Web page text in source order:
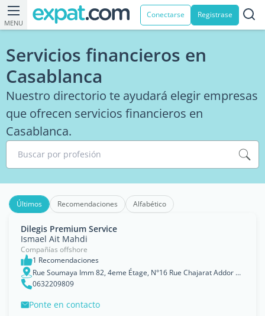
MENU
Conectarse Registrase
Servicios financieros en
Casablanca
Nuestro directorio te ayudará elegir empresas
que ofrecen servicios financieros en
Casablanca.
Buscar por profesión
Últimos Recomendaciones Alfabético
Dilegis Premium Service
Ismael Ait Mahdi
Compañías offshore
1 Recomendaciones
Rue Soumaya Imm 82, 4eme Étage, N°16 Rue Chajarat Addor Quartier palmier
0632209809
Ponte en contacto